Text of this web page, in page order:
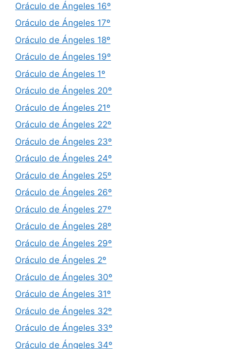
Oráculo de Ángeles 16º
Oráculo de Ángeles 17º
Oráculo de Ángeles 18º
Oráculo de Ángeles 19º
Oráculo de Ángeles 1º
Oráculo de Ángeles 20º
Oráculo de Ángeles 21º
Oráculo de Ángeles 22º
Oráculo de Ángeles 23º
Oráculo de Ángeles 24º
Oráculo de Ángeles 25º
Oráculo de Ángeles 26º
Oráculo de Ángeles 27º
Oráculo de Ángeles 28º
Oráculo de Ángeles 29º
Oráculo de Ángeles 2º
Oráculo de Ángeles 30º
Oráculo de Ángeles 31º
Oráculo de Ángeles 32º
Oráculo de Ángeles 33º
Oráculo de Ángeles 34º